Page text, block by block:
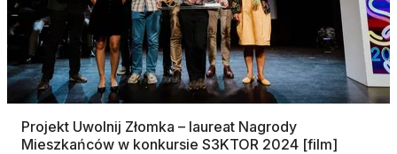
Projekt Uwolnij Złomka – laureat Nagrody
Mieszkańców w konkursie S3KTOR 2024 [film]